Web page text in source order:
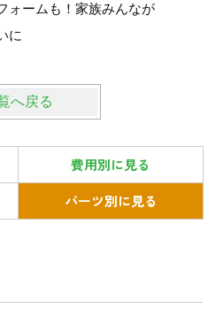
ォームも！家族みんなが
に
へ戻る
費用別に見る
パーツ別に見る